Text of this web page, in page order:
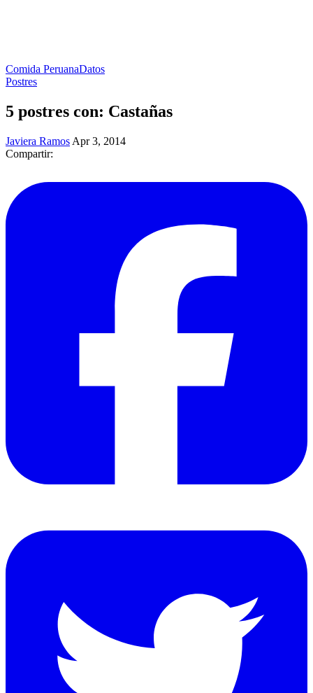
Comida PeruanaDatos
Postres
5 postres con: Castañas
Javiera Ramos Apr 3, 2014
Compartir: